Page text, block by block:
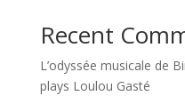
Recent
L’odyssée musicale de
plays Loulou Gasté